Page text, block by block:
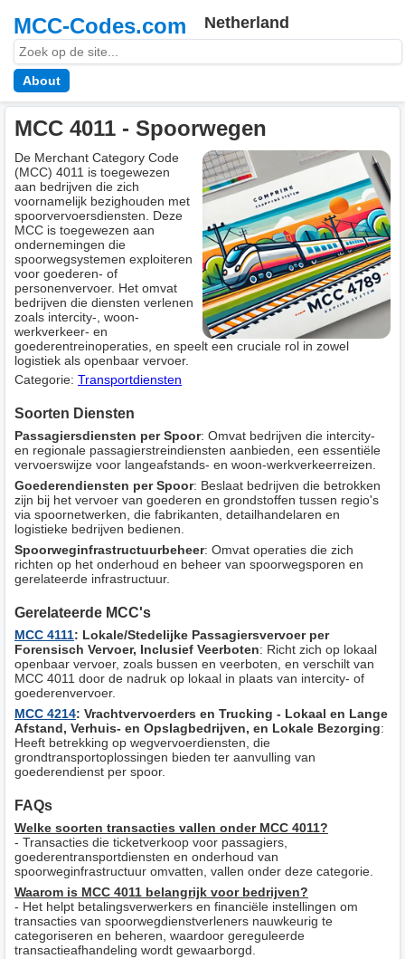
MCC-Codes.com Netherland
About
MCC 4011 - Spoorwegen
De Merchant Category Code
(MCC) 4011 is toegewezen
aan bedrijven die zich
voornamelijk bezighouden met
spoorvervoersdiensten. Deze
MCC is toegewezen aan
ondernemingen die
spoorwegsystemen exploiteren
voor goederen- of
personenvervoer. Het omvat
bedrijven die diensten verlenen
zoals intercity-, woon-
werkverkeer- en
goederentreinoperaties, en speelt een cruciale rol in zowel
logistiek als openbaar vervoer.
Categorie: Transportdiensten
Soorten Diensten
Passagiersdiensten per Spoor: Omvat bedrijven die intercity-
en regionale passagierstreindiensten aanbieden, een essentiële
vervoerswijze voor langeafstands- en woon-werkverkeerreizen.
Goederendiensten per Spoor: Beslaat bedrijven die betrokken
zijn bij het vervoer van goederen en grondstoffen tussen regio's
via spoornetwerken, die fabrikanten, detailhandelaren en
logistieke bedrijven bedienen.
Spoorweginfrastructuurbeheer: Omvat operaties die zich
richten op het onderhoud en beheer van spoorwegsporen en
gerelateerde infrastructuur.
Gerelateerde MCC's
MCC 4111: Lokale/Stedelijke Passagiersvervoer per
Forensisch Vervoer, Inclusief Veerboten: Richt zich op lokaal
openbaar vervoer, zoals bussen en veerboten, en verschilt van
MCC 4011 door de nadruk op lokaal in plaats van intercity- of
goederenvervoer.
MCC 4214: Vrachtvervoerders en Trucking - Lokaal en Lange
Afstand, Verhuis- en Opslagbedrijven, en Lokale Bezorging:
Heeft betrekking op wegvervoerdiensten, die
grondtransportoplossingen bieden ter aanvulling van
goederendienst per spoor.
FAQs
Welke soorten transacties vallen onder MCC 4011?
- Transacties die ticketverkoop voor passagiers,
goederentransportdiensten en onderhoud van
spoorweginfrastructuur omvatten, vallen onder deze categorie.
Waarom is MCC 4011 belangrijk voor bedrijven?
- Het helpt betalingsverwerkers en financiële instellingen om
transacties van spoorwegdienstverleners nauwkeurig te
categoriseren en beheren, waardoor gereguleerde
transactieafhandeling wordt gewaarborgd.